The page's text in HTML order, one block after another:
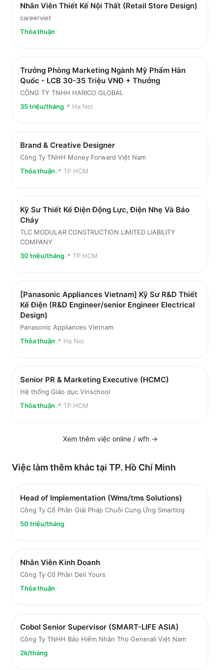
Nhân Viên Thiết Kế Nội Thất (Retail Store Design)
careerviet
Thỏa thuận
Trưởng Phòng Marketing Ngành Mỹ Phẩm Hàn
Quốc - LCB 30-35 Triệu VNĐ + Thưởng
CÔNG TY TNHH HARICO GLOBAL
35 triệu/tháng📍 Ha Noi
Brand & Creative Designer
Công Ty TNHH Money Forward Việt Nam
Thỏa thuận 📍 TP.HCM
Kỹ Sư Thiết Kế Điện Động Lực, Điện Nhẹ Và Báo
Cháy
TLC MODULAR CONSTRUCTION LIMITED LIABILITY
COMPANY
30 triệu/tháng📍 TP.HCM
[Panasonic Appliances Vietnam] Kỹ Sư R&D Thiết
Kế Điện (R&D Engineer/senior Engineer Electrical
Design)
Panasonic Appliances Vietnam
Thỏa thuận 📍 Ha Noi
Senior PR & Marketing Executive (HCMC)
Hệ thống Giáo dục Vinschool
Thỏa thuận 📍 TP.HCM
Xem thêm việc online / wfh→
Việc làm thêm khác tại TP. Hồ Chí Minh
Head of Implementation (Wms/tms Solutions)
Công Ty Cổ Phần Giải Pháp Chuỗi Cung Ứng Smartlog
50 triệu/tháng
Nhân Viên Kinh Doanh
Công Ty Cổ Phần Deli Yours
Thỏa thuận
Cobol Senior Supervisor (SMART-LIFE ASIA)
Công Ty TNHH Bảo Hiểm Nhân Thọ Generali Việt Nam
2k/tháng